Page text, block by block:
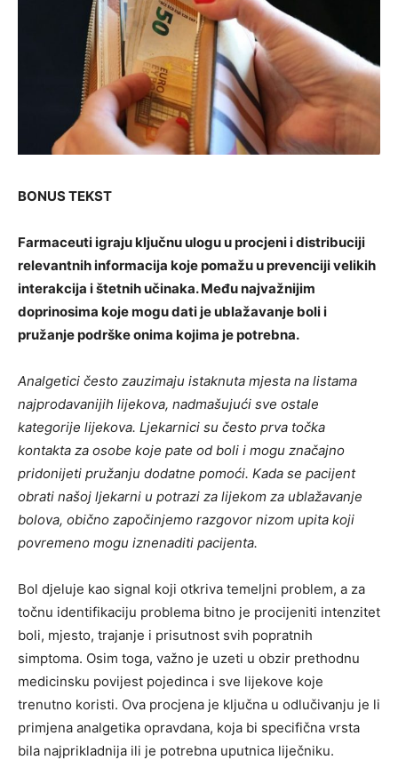
BONUS TEKST
Farmaceuti igraju ključnu ulogu u procjeni i distribuciji
relevantnih informacija koje pomažu u prevenciji velikih
interakcija i štetnih učinaka. Među najvažnijim
doprinosima koje mogu dati je ublažavanje boli i
pružanje podrške onima kojima je potrebna.
Analgetici često zauzimaju istaknuta mjesta na listama
najprodavanijih lijekova, nadmašujući sve ostale
kategorije lijekova. Ljekarnici su često prva točka
kontakta za osobe koje pate od boli i mogu značajno
pridonijeti pružanju dodatne pomoći. Kada se pacijent
obrati našoj ljekarni u potrazi za lijekom za ublažavanje
bolova, obično započinjemo razgovor nizom upita koji
povremeno mogu iznenaditi pacijenta.
Bol djeluje kao signal koji otkriva temeljni problem, a za
točnu identifikaciju problema bitno je procijeniti intenzitet
boli, mjesto, trajanje i prisutnost svih popratnih
simptoma. Osim toga, važno je uzeti u obzir prethodnu
medicinsku povijest pojedinca i sve lijekove koje
trenutno koristi. Ova procjena je ključna u odlučivanju je li
primjena analgetika opravdana, koja bi specifična vrsta
bila najprikladnija ili je potrebna uputnica liječniku.